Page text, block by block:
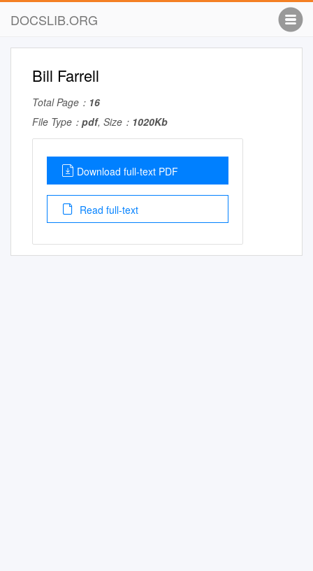
DOCSLIB.ORG
Bill Farrell
Total Page： 16
File Type： pdf, Size： 1020Kb
Download full-text PDF
Read full-text